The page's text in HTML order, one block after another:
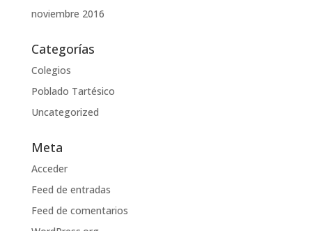
noviembre 2016
Categorías
Colegios
Poblado Tartésico
Uncategorized
Meta
Acceder
Feed de entradas
Feed de comentarios